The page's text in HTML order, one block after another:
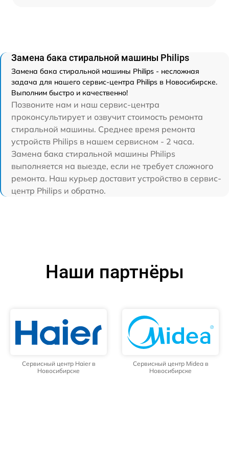
Замена бака стиральной машины Philips
Замена бака стиральной машины Philips - несложная
задача для нашего сервис-центра Philips в Новосибирске.
Выполним быстро и качественно!
Позвоните нам и наш сервис-центра
проконсультирует и озвучит стоимость ремонта
стиральной машины. Среднее время ремонта
устройств Philips в нашем сервисном - 2 часа.
Замена бака стиральной машины Philips
выполняется на выезде, если не требует сложного
ремонта. Наш курьер доставит устройство в сервис-
центр Philips и обратно.
Наши партнёры
Сервисный центр Haier в
Новосибирске
Сервисный центр Midea в
Новосибирске